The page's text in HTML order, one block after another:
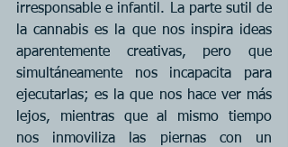
irresponsable e infantil. La parte sutil de
la cannabis es la que nos inspira ideas
aparentemente creativas, pero que
simultáneamente nos incapacita para
ejecutarlas; es la que nos hace ver más
lejos, mientras que al mismo tiempo
nos inmoviliza las piernas con un